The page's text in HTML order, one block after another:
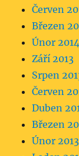
Červen
Březen
Únor 2014
Září 2013
Srpen
Červen
Duben
Březen
Únor 2013